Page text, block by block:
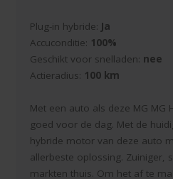
Plug-in hybride: Ja
Accuconditie: 100%
Geschikt voor snelladen: nee
Actieradius: 100 km
Met een auto als deze MG MG
goed voor de dag. Met de
hybride motor van deze auto
allerbeste oplossing. Zuiniger,
markten thuis. Om het af te